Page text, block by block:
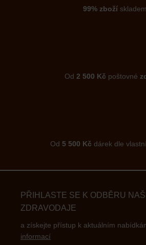
99% zbožískladem
Od 2 500 Kč poštovné
Od 5 500 Kč dárek dle
PŘIHLASTE SE K ODBĚRU
ZDRAVODAJE
a získejte přístup k aktuálním
informací